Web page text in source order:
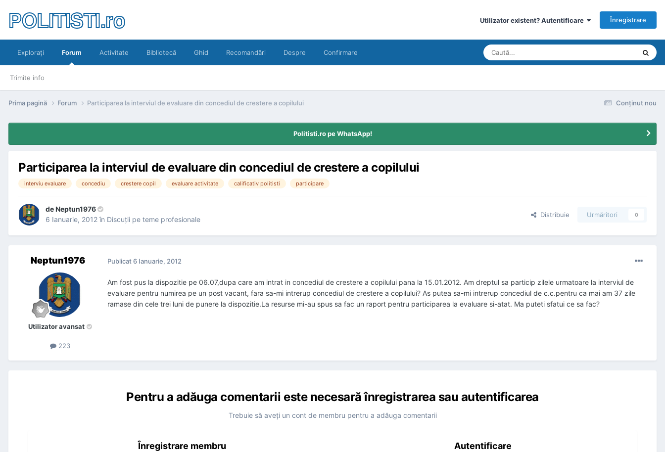
POLITISTI.ro Utilizator existent? Autentificare Înregistrare
Exploraţi Forum
Trimite info
Activitate Bibliotecă Ghid Recomandări Despre Confirmare
Conţinut nou
Prima pagină Forum Participarea la interviul de evaluare din concediul de crestere a copilului
Politisti.ro pe WhatsApp!
Participarea la interviul de evaluare din concediul de crestere a copilului
interviu evaluare concediu crestere copil evaluare activitate calificativ politisti participare
deNeptun1976
6 Ianuarie, 2012în Discuţii pe teme profesionale
Distribuie Urmăritori 0
Neptun1976
Utilizator avansat
223
Publicat6 Ianuarie, 2012
Am fost pus la dispozitie pe 06.07,dupa care am intrat in concediul de crestere a copilului pana la 15.01.2012. Am dreptul sa particip zilele urmatoare la interviul de
evaluare pentru numirea pe un post vacant, fara sa-mi intrerup concediul de crestere a copilului? As putea sa-mi intrerup concediul de c.c.pentru ca mai am 37 zile
ramase din cele trei luni de punere la dispozitie.La resurse mi-au spus sa fac un raport pentru participarea la evaluare si-atat. Ma puteti sfatui ce sa fac?
Pentru a adăuga comentarii este necesară înregistrarea sau autentificarea
Trebuie să aveţi un cont de membru pentru a adăuga comentarii
Înregistrare membru Autentificare